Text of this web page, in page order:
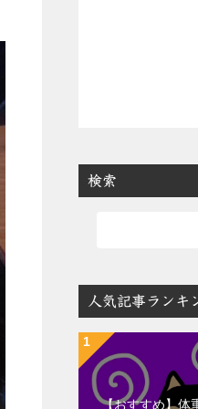
検索
人気記事ランキ
【おすすめ】体